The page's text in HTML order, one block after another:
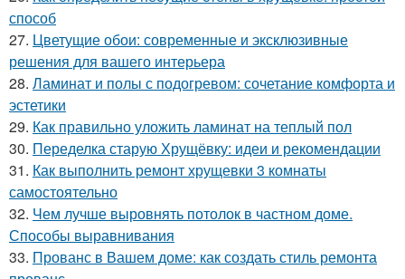
способ
27. Цветущие обои: современные и эксклюзивные
решения для вашего интерьера
28. Ламинат и полы с подогревом: сочетание комфорта и
эстетики
29. Как правильно уложить ламинат на теплый пол
30. Переделка старую Хрущёвку: идеи и рекомендации
31. Как выполнить ремонт хрущевки 3 комнаты
самостоятельно
32. Чем лучше выровнять потолок в частном доме.
Способы выравнивания
33. Прованс в Вашем доме: как создать стиль ремонта